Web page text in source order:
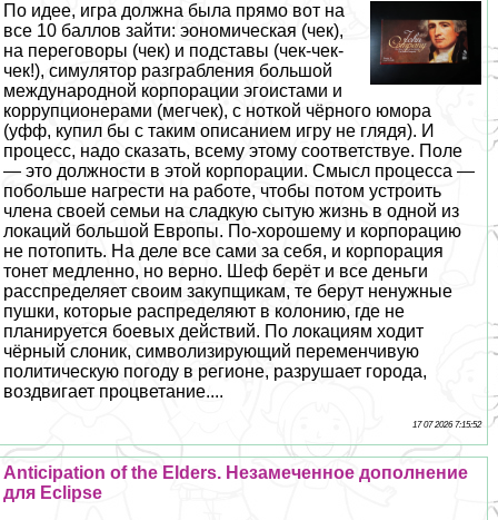
По идее, игра должна была прямо вот на
все 10 баллов зайти: эономическая (чек),
на переговоры (чек) и подставы (чек-чек-
чек!), симулятор разграбления большой
международной корпорации эгоистами и
коррупционерами (мегчек), с ноткой чёрного юмора
(уфф, купил бы с таким описанием игру не глядя). И
процесс, надо сказать, всему этому соответствуе. Поле
— это должности в этой корпорации. Смысл процесса —
побольше нагрести на работе, чтобы потом устроить
члeна своей семьи на сладкую сытую жизнь в одной из
локаций большой Европы. По-хорошему и корпорацию
не потопить. На деле все сами за себя, и корпорация
тонет медленно, но верно. Шеф берёт и все деньги
расспределяет своим закупщикам, те берут ненужные
пушки, которые распределяют в колонию, где не
планируется боевых действий. По локациям ходит
чёрный слоник, символизирующий переменчивую
политическую погоду в регионе, разрушает города,
воздвигает процветание....
17 07 2026 7:15:52
Anticipation of the Elders. Незамеченное дополнение
для Eclipse